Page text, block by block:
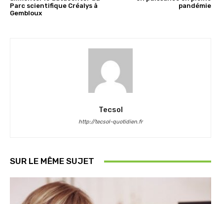
Parc scientifique Créalys à
Gembloux
pandémie
Tecsol
http://tecsol-quotidien.fr
SUR LE MÊME SUJET